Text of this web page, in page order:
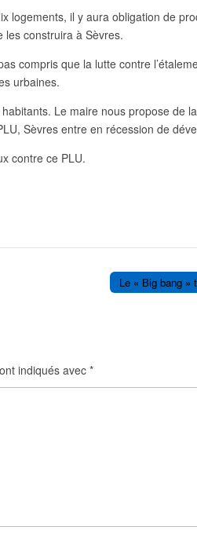
logements, il y aura obligation de
les construira à Sèvres.
compris que la lutte contre
urbaines.
Le maire nous propose de
Sèvres entre en récession de
contre ce PLU.
Le « Big bang »
indiqués avec*